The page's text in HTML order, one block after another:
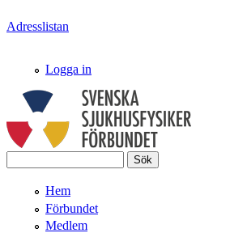
Adresslistan
Logga in
SjukhusFysikerFörbundet
Hem
Förbundet
Medlem